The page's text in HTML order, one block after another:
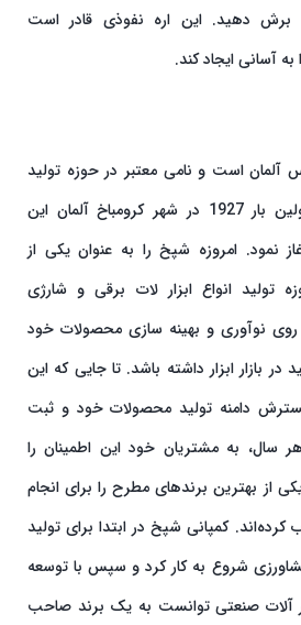
برش دهید. این اره نفوذی قادر است
ایجاد کند.
است و نامی معتبر در حوزه تولید
ابزار به حساب می‌آید. اولین بار 1927 در شهر کرومباخ آلمان این
نمود. امروزه شپخ را به عنوان یکی از
تولید انواع ابزار لات برقی و شارژی
نوآوری و بهینه سازی محصولات خود
بازار ابزار داشته باشد. تا جایی که این
دامنه تولید محصولات خود و ثبت
در هر سال، به مشتریان خود این اطمینان را
بهترین برندهای مطرح را برای انجام
کمپانی شپخ در ابتدا برای تولید
شروع به کار کرد و سپس با توسعه
آلات صنعتی توانست به یک برند صاحب